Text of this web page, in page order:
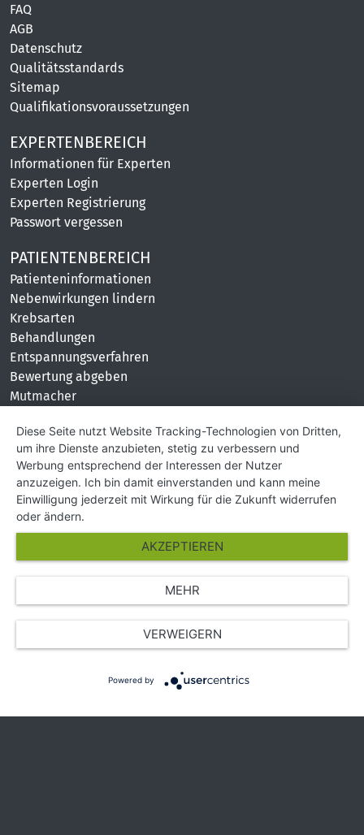
FAQ
AGB
Datenschutz
Qualitätsstandards
Sitemap
Qualifikationsvoraussetzungen
EXPERTENBEREICH
Informationen für Experten
Experten Login
Experten Registrierung
Passwort vergessen
PATIENTENBEREICH
Patienteninformationen
Nebenwirkungen lindern
Krebsarten
Behandlungen
Entspannungsverfahren
Bewertung abgeben
Mutmacher
KONTAKT
Impressum
Hilfe und Kontakt
Partner
Presse
Über Uns
© Copyright 2026 SGK Stärker gegen Krebs
Diese Seite nutzt Website Tracking-Technologien von Dritten,
um ihre Dienste anzubieten, stetig zu verbessern und
Werbung entsprechend der Interessen der Nutzer
anzuzeigen. Ich bin damit einverstanden und kann meine
Einwilligung jederzeit mit Wirkung für die Zukunft widerrufen
oder ändern.
VERWEIGERN
AKZEPTIEREN
MEHR
Powered by